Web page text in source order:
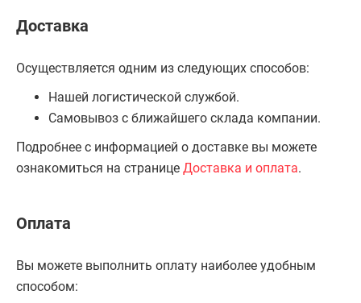
Доставка
Осуществляется одним из следующих способов:
Нашей логистической службой.
Самовывоз с ближайшего склада компании.
Подробнее с информацией о доставке вы можете
ознакомиться на странице Доставка и оплата.
Оплата
Вы можете выполнить оплату наиболее удобным
способом: